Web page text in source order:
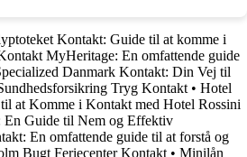
Kontakt: Guide til at komme i
MyHeritage: En omfattende guide
Danmark Kontakt: Din Vej til
Tryg Kontakt • Hotel
at Komme i Kontakt med Hotel Rossini
En Guide til Nem og Effektiv
En omfattende guide til at forstå og
Bugt Feriecenter Kontakt • Minilån